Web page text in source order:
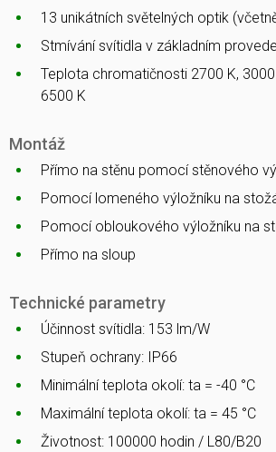
13 unikátních světelných optik
Stmívání svítidla v základním
Teplota chromatičnosti 2700 K,
6500 K
Montáž
Přímo na stěnu pomocí stěnového
Pomocí lomeného výložníku na
Pomocí obloukového výložníku na
Přímo na sloup
Technické parametry
Účinnost svítidla: 153 lm/W
Stupeň ochrany: IP66
Minimální teplota okolí: ta = -40 °C
Maximální teplota okolí: ta = 45 °C
Životnost: 100000 hodin / L80/B20